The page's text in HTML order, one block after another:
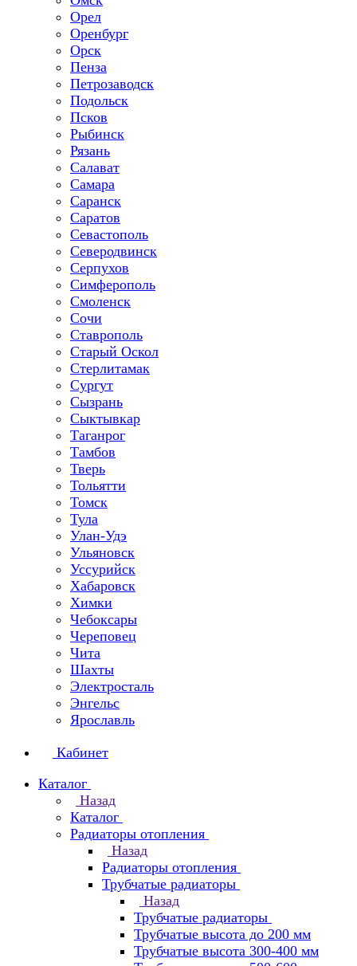
Орел
Оренбург
Орск
Пенза
Петрозаводск
Подольск
Псков
Рыбинск
Рязань
Салават
Самара
Саранск
Саратов
Севастополь
Северодвинск
Серпухов
Симферополь
Смоленск
Сочи
Ставрополь
Старый Оскол
Стерлитамак
Сургут
Сызрань
Сыктывкар
Таганрог
Тамбов
Тверь
Тольятти
Томск
Тула
Улан-Удэ
Ульяновск
Уссурийск
Хабаровск
Химки
Чебоксары
Череповец
Чита
Шахты
Электросталь
Энгельс
Ярославль
Кабинет
Каталог
Назад
Каталог
Радиаторы отопления
Назад
Радиаторы отопления
Трубчатые радиаторы
Назад
Трубчатые радиаторы
Трубчатые высота до 200 мм
Трубчатые высота 300-400 мм